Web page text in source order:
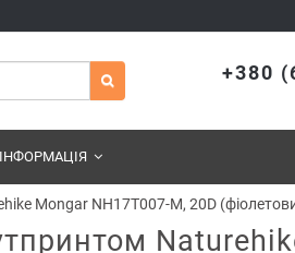
+380
ІНФОРМАЦІЯ
Mongar NH17T007-M, 20D